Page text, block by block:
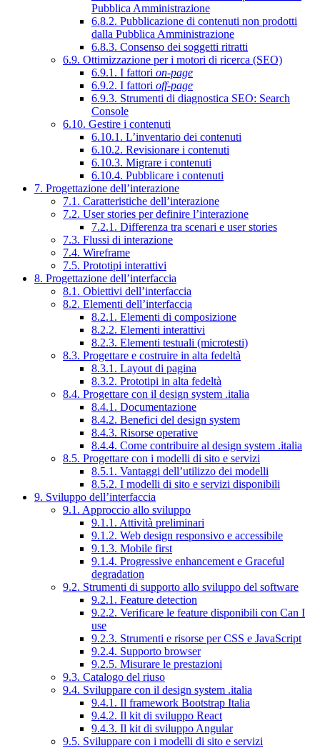
Pubblica Amministrazione
6.8.2. Pubblicazione di contenuti non prodotti
dalla Pubblica Amministrazione
6.8.3. Consenso dei soggetti ritratti
6.9. Ottimizzazione per i motori di ricerca (SEO)
6.9.1. I fattori on-page
6.9.2. I fattori off-page
6.9.3. Strumenti di diagnostica SEO: Search
Console
6.10. Gestire i contenuti
6.10.1. L’inventario dei contenuti
6.10.2. Revisionare i contenuti
6.10.3. Migrare i contenuti
6.10.4. Pubblicare i contenuti
7. Progettazione dell’interazione
7.1. Caratteristiche dell’interazione
7.2. User stories per definire l’interazione
7.2.1. Differenza tra scenari e user stories
7.3. Flussi di interazione
7.4. Wireframe
7.5. Prototipi interattivi
8. Progettazione dell’interfaccia
8.1. Obiettivi dell’interfaccia
8.2. Elementi dell’interfaccia
8.2.1. Elementi di composizione
8.2.2. Elementi interattivi
8.2.3. Elementi testuali (microtesti)
8.3. Progettare e costruire in alta fedeltà
8.3.1. Layout di pagina
8.3.2. Prototipi in alta fedeltà
8.4. Progettare con il design system .italia
8.4.1. Documentazione
8.4.2. Benefici del design system
8.4.3. Risorse operative
8.4.4. Come contribuire al design system .italia
8.5. Progettare con i modelli di sito e servizi
8.5.1. Vantaggi dell’utilizzo dei modelli
8.5.2. I modelli di sito e servizi disponibili
9. Sviluppo dell’interfaccia
9.1. Approccio allo sviluppo
9.1.1. Attività preliminari
9.1.2. Web design responsivo e accessibile
9.1.3. Mobile first
9.1.4. Progressive enhancement e Graceful
degradation
9.2. Strumenti di supporto allo sviluppo del software
9.2.1. Feature detection
9.2.2. Verificare le feature disponibili con Can I
use
9.2.3. Strumenti e risorse per CSS e JavaScript
9.2.4. Supporto browser
9.2.5. Misurare le prestazioni
9.3. Catalogo del riuso
9.4. Sviluppare con il design system .italia
9.4.1. Il framework Bootstrap Italia
9.4.2. Il kit di sviluppo React
9.4.3. Il kit di sviluppo Angular
9.5. Sviluppare con i modelli di sito e servizi